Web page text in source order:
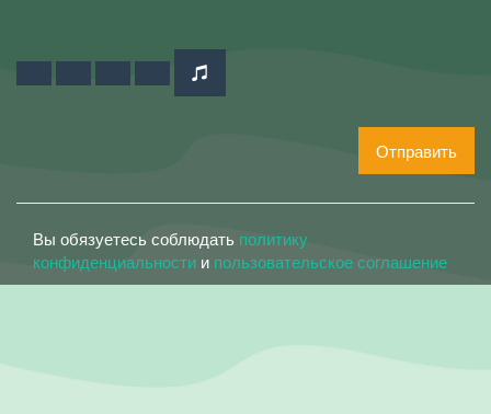
Отправить
Вы обязуетесь соблюдать политику
конфиденциальности и пользовательское соглашение